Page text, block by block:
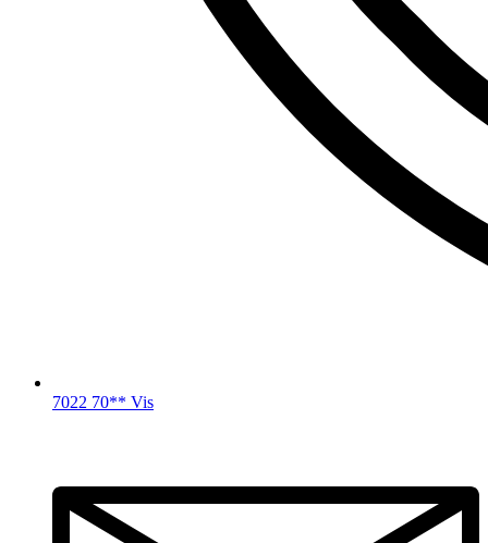
7022 70** Vis